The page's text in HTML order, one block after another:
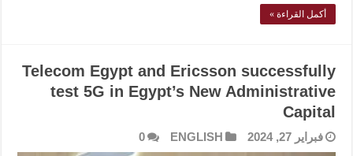
أكمل القراءة »
Telecom Egypt and Ericsson successfully
test 5G in Egypt’s New Administrative
Capital
فبراير 27, 2024 ENGLISH
0